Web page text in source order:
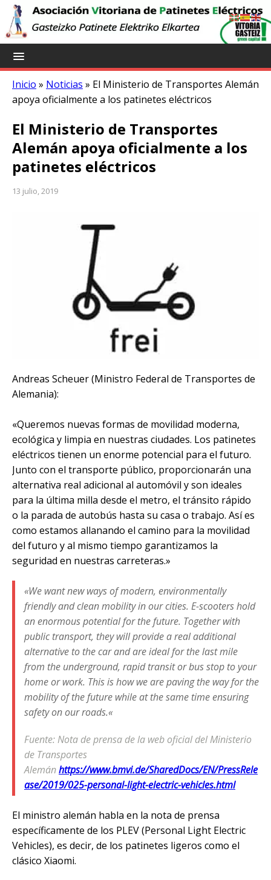
Inicio » Noticias » El Ministerio de Transportes Alemán
apoya oficialmente a los patinetes eléctricos
El Ministerio de Transportes
Alemán apoya oficialmente a los
patinetes eléctricos
13 julio, 2019
Andreas Scheuer (Ministro Federal de Transportes de
Alemania):
«Queremos nuevas formas de movilidad moderna,
ecológica y limpia en nuestras ciudades. Los patinetes
eléctricos tienen un enorme potencial para el futuro.
Junto con el transporte público, proporcionarán una
alternativa real adicional al automóvil y son ideales
para la última milla desde el metro, el tránsito rápido
o la parada de autobús hasta su casa o trabajo. Así es
como estamos allanando el camino para la movilidad
del futuro y al mismo tiempo garantizamos la
seguridad en nuestras carreteras.»
«We want new ways of modern, environmentally
friendly and clean mobility in our cities. E-scooters hold
an enormous potential for the future. Together with
public transport, they will provide a real additional
alternative to the car and are ideal for the last mile
from the underground, rapid transit or bus stop to your
home or work. This is how we are paving the way for the
mobility of the future while at the same time ensuring
safety on our roads.«
Fuente: Nota de prensa de la web oficial del Ministerio
de Transportes
Alemánhttps://www.bmvi.de/SharedDocs/EN/PressRele
ase/2019/025-personal-light-electric-vehicles.html
El ministro alemán habla en la nota de prensa
específicamente de los PLEV (Personal Light Electric
Vehicles), es decir, de los patinetes ligeros como el
clásico Xiaomi.